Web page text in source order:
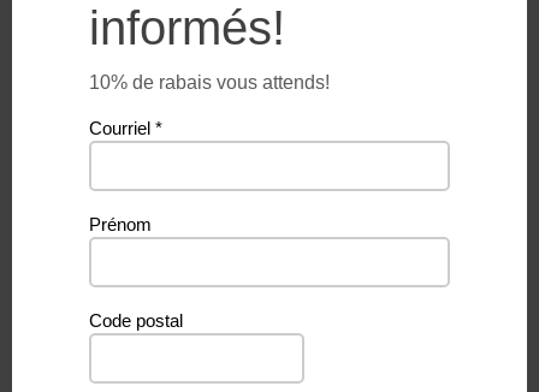
Vous aimeriez
devenir un
détaillant
informés!
10% de rabais vous attends!
Courriel *
Prénom
Code postal